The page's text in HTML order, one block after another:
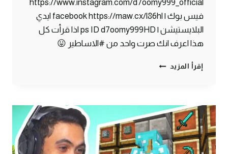
https://www.instagram.com/d7oomy999_official
فيس بوك | facebook https://maw.cx/l86hl ايدي
البلايستيشن | ps ID d7oomy999HD اذا قرأت كل
هذا اعرف انك صرت واحد من #الاساطير 😛
إقرأ المزيد ماين
أخيرا
حظي
صار
حلو
!